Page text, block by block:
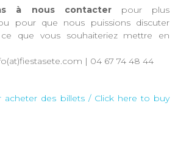
à nous contacterpour plus
pour que nous puissions discuter
que vous souhaiteriez mettre en
| 04 67 74 48 44
acheter des billets / Click here to buy